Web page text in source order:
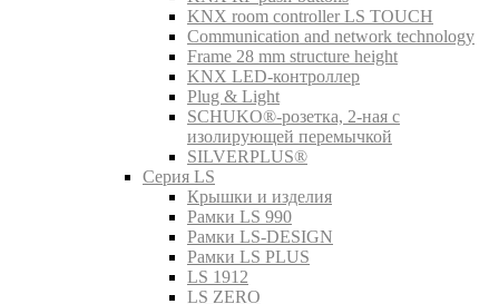
KNX room controller LS TOUCH
Communication and network technology
Frame 28 mm structure height
KNX LED-контроллер
Plug & Light
SCHUKO®-розетка, 2-ная с
изолирующей перемычкой
SILVERPLUS®
Серия LS
Крышки и изделия
Рамки LS 990
Рамки LS-DESIGN
Рамки LS PLUS
LS 1912
LS ZERO